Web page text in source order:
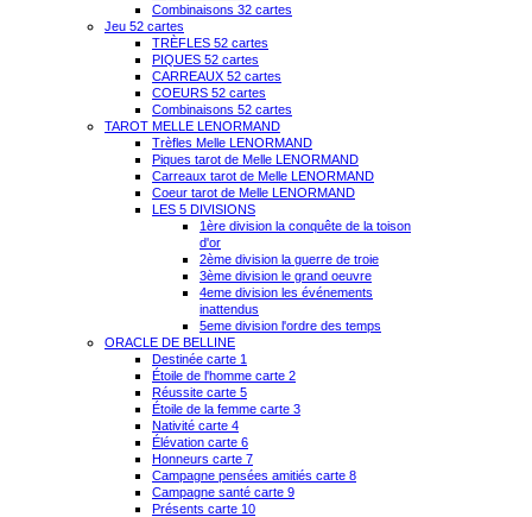
Combinaisons 32 cartes
Jeu 52 cartes
TRÈFLES 52 cartes
PIQUES 52 cartes
CARREAUX 52 cartes
COEURS 52 cartes
Combinaisons 52 cartes
TAROT MELLE LENORMAND
Trèfles Melle LENORMAND
Piques tarot de Melle LENORMAND
Carreaux tarot de Melle LENORMAND
Coeur tarot de Melle LENORMAND
LES 5 DIVISIONS
1ère division la conquête de la toison
d'or
2ème division la guerre de troie
3ème division le grand oeuvre
4eme division les événements
inattendus
5eme division l'ordre des temps
ORACLE DE BELLINE
Destinée carte 1
Étoile de l'homme carte 2
Réussite carte 5
Étoile de la femme carte 3
Nativité carte 4
Élévation carte 6
Honneurs carte 7
Campagne pensées amitiés carte 8
Campagne santé carte 9
Présents carte 10